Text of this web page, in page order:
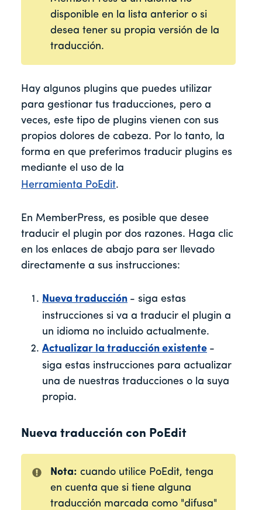
disponible en la lista anterior o si
desea tener su propia versión de la
traducción.
Hay algunos plugins que puedes utilizar
para gestionar tus traducciones, pero a
veces, este tipo de plugins vienen con sus
propios dolores de cabeza. Por lo tanto, la
forma en que preferimos traducir plugins es
mediante el uso de la
Herramienta PoEdit.
En MemberPress, es posible que desee
traducir el plugin por dos razones. Haga clic
en los enlaces de abajo para ser llevado
directamente a sus instrucciones:
Nueva traducción - siga estas
instrucciones si va a traducir el plugin a
un idioma no incluido actualmente.
Actualizar la traducción existente -
siga estas instrucciones para actualizar
una de nuestras traducciones o la suya
propia.
Nueva traducción con PoEdit
Nota: cuando utilice PoEdit, tenga
en cuenta que si tiene alguna
traducción marcada como "difusa"